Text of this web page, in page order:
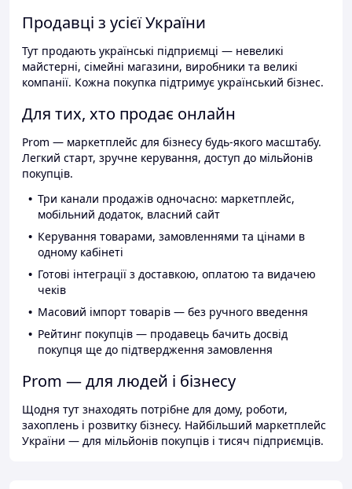
Продавці з усієї України
Тут продають українські підприємці — невеликі
майстерні, сімейні магазини, виробники та великі
компанії. Кожна покупка підтримує український бізнес.
Для тих, хто продає онлайн
Prom — маркетплейс для бізнесу будь-якого масштабу.
Легкий старт, зручне керування, доступ до мільйонів
покупців.
Три канали продажів одночасно: маркетплейс,
мобільний додаток, власний сайт
Керування товарами, замовленнями та цінами в
одному кабінеті
Готові інтеграції з доставкою, оплатою та видачею
чеків
Масовий імпорт товарів — без ручного введення
Рейтинг покупців — продавець бачить досвід
покупця ще до підтвердження замовлення
Prom — для людей і бізнесу
Щодня тут знаходять потрібне для дому, роботи,
захоплень і розвитку бізнесу. Найбільший маркетплейс
України — для мільйонів покупців і тисяч підприємців.